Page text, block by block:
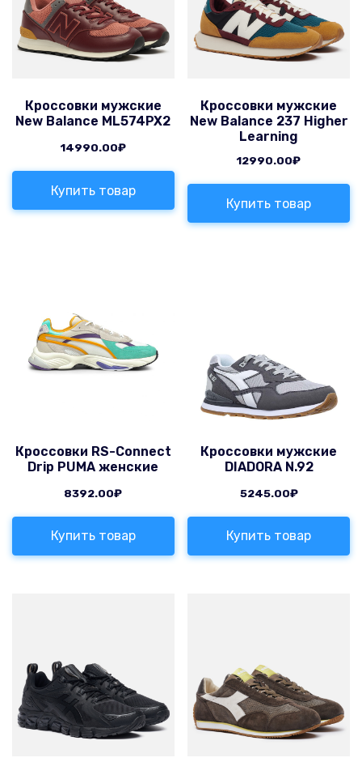
Кроссовки мужские
New Balance ML574PX2
14990.00₽
Купить товар
Кроссовки мужские
New Balance 237 Higher
Learning
12990.00₽
Купить товар
Кроссовки RS-Connect
Drip PUMA женские
8392.00₽
Купить товар
Кроссовки мужские
DIADORA N.92
5245.00₽
Купить товар